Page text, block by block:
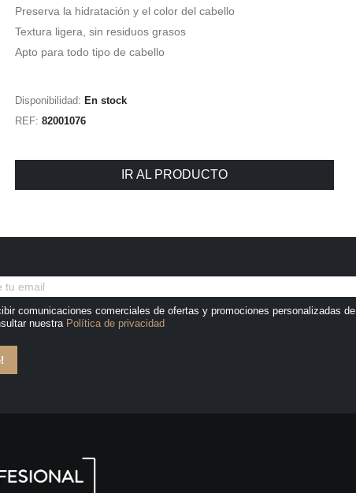
Preserva la hidratación y el color del cabello
Textura ligera, sin residuos grasos
Apto para todo tipo de cabello
Disponibilidad: En stock
REF: 82001076
IR AL PRODUCTO
comunicaciones comerciales de ofertas y promociones personalizadas de
nuestra Política de privacidad